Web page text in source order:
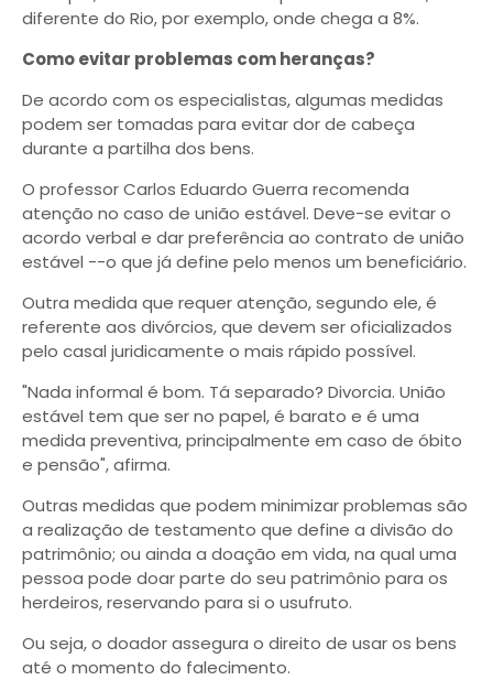
diferente do Rio, por exemplo, onde chega a 8%.
Como evitar problemas com heranças?
De acordo com os especialistas, algumas medidas
podem ser tomadas para evitar dor de cabeça
durante a partilha dos bens.
O professor Carlos Eduardo Guerra recomenda
atenção no caso de união estável. Deve-se evitar o
acordo verbal e dar preferência ao contrato de união
estável --o que já define pelo menos um beneficiário.
Outra medida que requer atenção, segundo ele, é
referente aos divórcios, que devem ser oficializados
pelo casal juridicamente o mais rápido possível.
"Nada informal é bom. Tá separado? Divorcia. União
estável tem que ser no papel, é barato e é uma
medida preventiva, principalmente em caso de óbito
e pensão", afirma.
Outras medidas que podem minimizar problemas são
a realização de testamento que define a divisão do
patrimônio; ou ainda a doação em vida, na qual uma
pessoa pode doar parte do seu patrimônio para os
herdeiros, reservando para si o usufruto.
Ou seja, o doador assegura o direito de usar os bens
até o momento do falecimento.